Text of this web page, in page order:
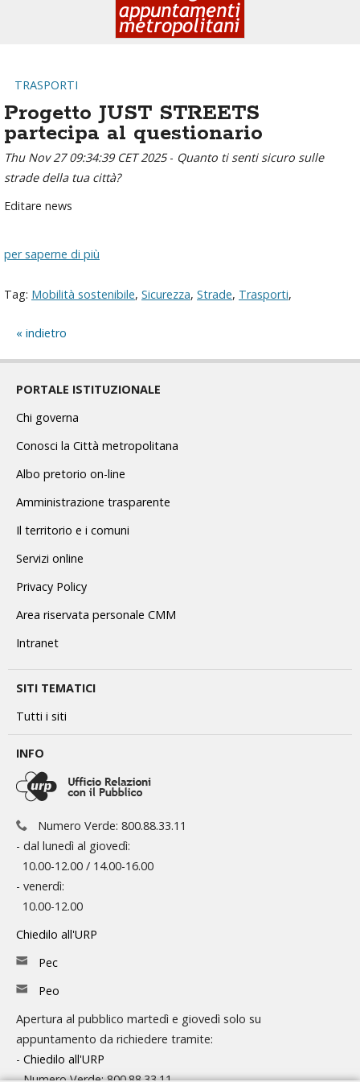
TRASPORTI
Progetto JUST STREETS
partecipa al questionario
Thu Nov 27 09:34:39 CET 2025- Quanto ti senti sicuro sulle
strade della tua città?
Editare news
per saperne di più
Tag: Mobilità sostenibile, Sicurezza, Strade, Trasporti,
indietro
PORTALE ISTITUZIONALE
Chi governa
Conosci la Città metropolitana
Albo pretorio on-line
Amministrazione trasparente
Il territorio e i comuni
Servizi online
Privacy Policy
Area riservata personale CMM
Intranet
SITI TEMATICI
Tutti i siti
INFO
Numero Verde: 800.88.33.11
- dal lunedì al giovedì:
10.00-12.00 / 14.00-16.00
- venerdì:
10.00-12.00
Chiedilo all'URP
Pec
Peo
Apertura al pubblico martedì e giovedì solo su
appuntamento da richiedere tramite:
- Chiedilo all'URP